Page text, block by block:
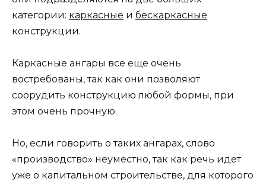
категории: каркасные и бескаркасные
конструкции.
Каркасные ангары все еще очень
востребованы, так как они позволяют
соорудить конструкцию любой формы, при
этом очень прочную.
Но, если говорить о таких ангарах, слово
«производство» неуместно, так как речь идет
уже о капитальном строительстве, для которого